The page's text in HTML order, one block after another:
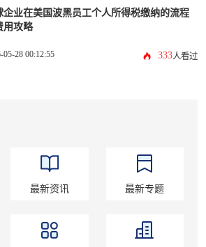
企业在美国波黑员工个人所得税缴纳的流程
用攻略
05-28 00:12:55 333人看过
最新资讯 最新专题